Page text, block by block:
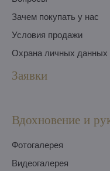
Зачем покупать у нас
Условия продажи
Охрана личных данных
Заявки
Вдохновение и
Фотогалерея
Видеогалерея